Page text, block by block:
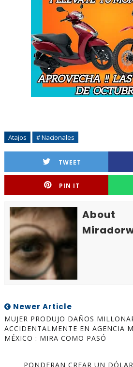
Atajos # Nacionales
TWEET
PIN IT
About
Newer Article
MUJER PRODUJO DAÑOS
ACCIDENTALMENTE EN AGENCIA
MÉXICO : MIRA COMO PASÓ
PONDERAN CREAR UN